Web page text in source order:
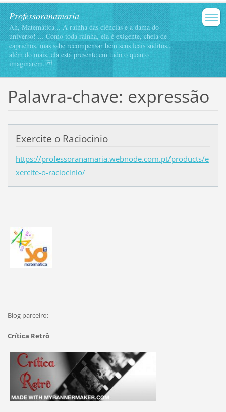
Professoranamaria
Ah, Matemática... A rainha das ciências e a dama do
universo! ... Como toda rainha, ela é exigente, cheia de
caprichos, mas sabe recompensar bem seus leais súditos...
além do mais, ela está presente em tudo o quanto
imaginarem.
Palavra-chave: expressão
Exercite o Raciocínio
https://professoranamaria.webnode.com.pt/products/e
xercite-o-raciocinio/
Blog parceiro:
Crítica Retrô